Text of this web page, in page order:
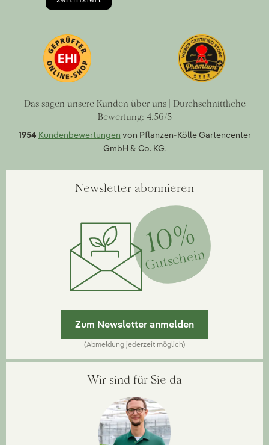
Das sagen unsere Kunden über uns | Durchschnittliche
Bewertung: 4.56/5
1954 Kundenbewertungen von Pflanzen-Kölle Gartencenter
GmbH & Co. KG.
Newsletter abonnieren
10%
Gutschein
Zum Newsletter anmelden
(Abmeldung jederzeit möglich)
Wir sind für Sie da